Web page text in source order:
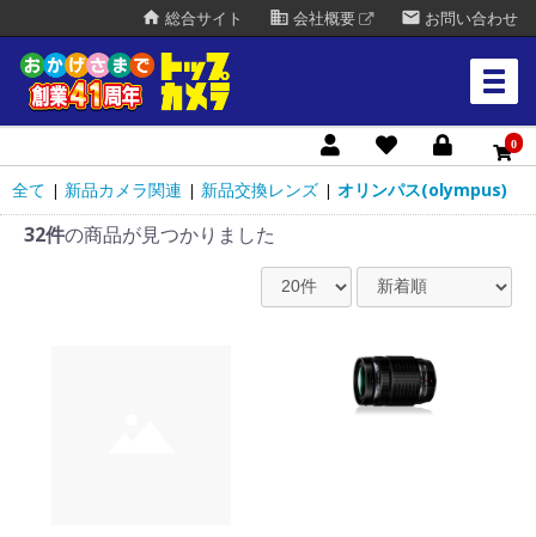
home 総合サイト business 会社概要 mail お問い合わせ
0
全て | 新品カメラ関連 | 新品交換レンズ | オリンパス(olympus)
32件の商品が見つかりました